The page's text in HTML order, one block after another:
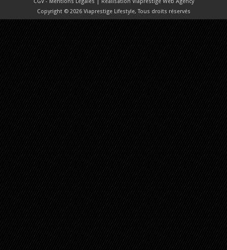
CGV - Mentions Légales | Réalisation Viaprestige Web Agency
Copyright © 2026 Viaprestige Lifestyle, Tous droits réservés